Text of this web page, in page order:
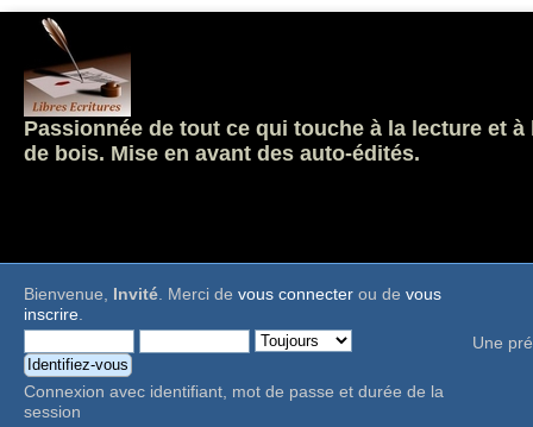
Passionnée de tout ce qui touche à la lecture et
de bois. Mise en avant des auto-édités.
Bienvenue, Invité. Merci de vous connecter ou de vous
inscrire.
Connexion avec identifiant, mot de passe et durée de la
session
Une